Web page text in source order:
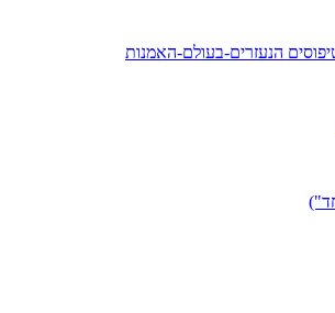
הנעזרים-בעולם-האמנות